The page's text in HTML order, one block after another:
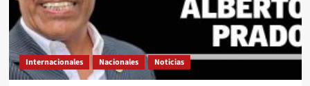
Internacionales Nacionales Noticias